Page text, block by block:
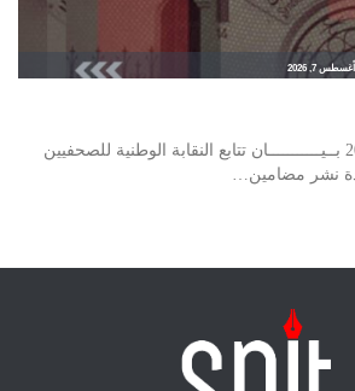
أغسطس 7, 2026
تونس في 7 أوت 2026 بــيـــــــــــان تتابع النقابة الوطنية للصحفيين
نشر مضامين…